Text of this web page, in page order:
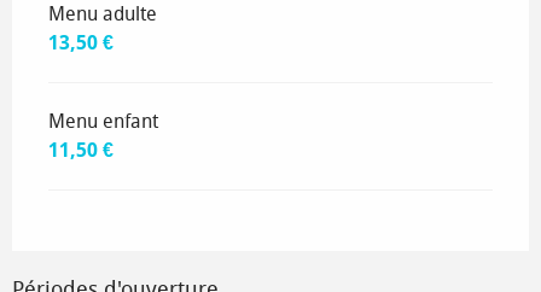
Menu adulte
13,50 €
Menu enfant
11,50 €